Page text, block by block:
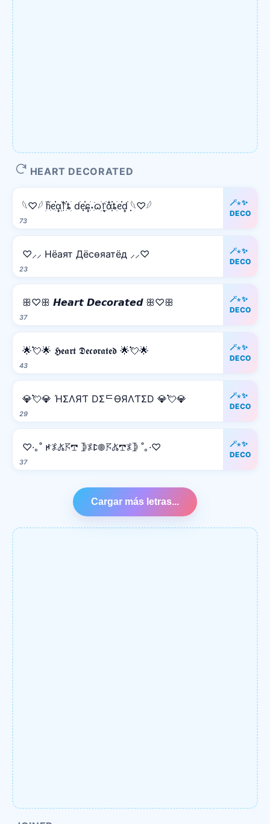
HEART DECORATED
73
𓆩♡𓆪 ׅׄჩִׂᧉ᩠ִׂ֗αׂׅׅ᥅ִ໋֗ȶׂׅ dׂׂ݂݂ᧉ᩠֗ɕִׄ˖ִ࣪ᦒ᩠ׂׅ᥅ִׂαִׂ໋ׅׅ֗ȶׂׅᧉ᩠֗dׂׂ݂݂ 𓆩♡𓆪
🪄⋆✨
DECO
23
♡⸝⸝ Hёаят Дёcѳяатёд ⸝⸝♡
🪄⋆✨
DECO
37
ꕥ♡ꕥ 𝙃𝙚𝙖𝙧𝙩 𝘿𝙚𝙘𝙤𝙧𝙖𝙩𝙚𝙙 ꕥ♡ꕥ
🪄⋆✨
DECO
43
🌟💘🌟 𝕳𝖊𝖆𝖗𝖙 𝕯𝖊𝖈𝖔𝖗𝖆𝖙𝖊𝖉 🌟💘🌟
🪄⋆✨
DECO
29
💎💘💎 ΉΣΛЯƬ DΣᄃӨЯΛƬΣD 💎💘💎
🪄⋆✨
DECO
37
♡·｡˚ ꛅ𖤟𖤬𖦪𖢧 𖤀𖤟ꛕ𖣠𖦪𖤬𖢧𖤟𖤀 ˚｡·♡
🪄⋆✨
DECO
Cargar más letras...